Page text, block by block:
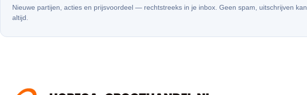
Nieuwe partijen, acties en prijsvoordeel — rechtstreeks in je inbox. Geen spam, uitschrijven kan
altijd.